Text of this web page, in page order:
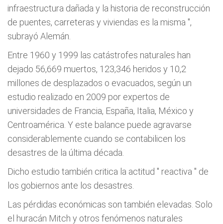
infraestructura dañada y la historia de reconstrucción
de puentes, carreteras y viviendas es la misma ",
subrayó Alemán.
Entre 1960 y 1999 las catástrofes naturales han
dejado 56,669 muertos, 123,346 heridos y 10,2
millones de desplazados o evacuados, según un
estudio realizado en 2009 por expertos de
universidades de Francia, España, Italia, México y
Centroamérica. Y este balance puede agravarse
considerablemente cuando se contabilicen los
desastres de la última década.
Dicho estudio también critica la actitud " reactiva " de
los gobiernos ante los desastres.
Las pérdidas económicas son también elevadas. Solo
el huracán Mitch y otros fenómenos naturales